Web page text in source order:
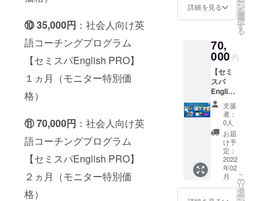
⑩ 35,000円 ：社会人向け英
語コーチングプログラム
【セミスパEnglish PRO】
１ヵ月（モニター特別価
格）
⑪ 70,000円 ：社会人向け英
語コーチングプログラム
【セミスパEnglish PRO】
２ヵ月（モニター特別価
格）
活用の
場合に
事務局
にご相
談くだ
さ
い。）
す。 ・
スター
メール
アドレ
スとお
名前が
必要で
す。 ・
スター
トタイ
ミング
は込み
具合に
よって
調整と
なる場
合がご
ざいま
す。 ・
ませ
ん）
ストの
受験方
法は別
途事務
局から
ご連絡
させて
いただ
きま
す。 ・
（学校
のクラ
スごと
や学年
全体で
が理想
的な学
す。
TOEIC
模擬テ
スト２
回付き
の特別
企画料
金で
す。 ・
2022年
5月末ま
でに使
用開始
お願い
致しま
チケッ
す。 ・
スター
ト方法
など事
務局か
らサ
ポート
致しま
す。 ・
スター
トタイ
ミング
は込み
具合に
よって
月曜日
21:30で
ご自分
で好き
な時間
を予約
できま
す。 ・
2022年
3月末ま
でに
レッス
ンス
タート
をお願
い致し
ます。
◆英語
初級者
（英語
OK）か
ら中級
者
（TOEI
C800レ
ベル、
英検準
１級レ
ベルま
で対応
可能）
・社会
人版を
モニ
ター価
格でご
詳細を見る ン
を
選
択
す
る
70,
000 円
【セミ
スパ
English
PRO社
会人版
２ヵ月
コー
ス】
（モニ
ター特
別価
格・入
学金/税
込み）
支援
者：
0人
お届
け予
定：
2022
年02
月
こ
の
リ
タ
ー